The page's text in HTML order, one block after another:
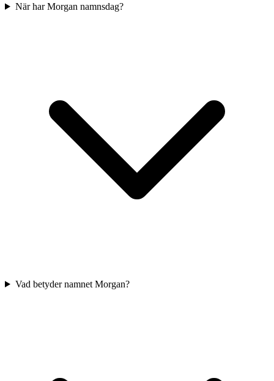
När har Morgan namnsdag?
Vad betyder namnet Morgan?